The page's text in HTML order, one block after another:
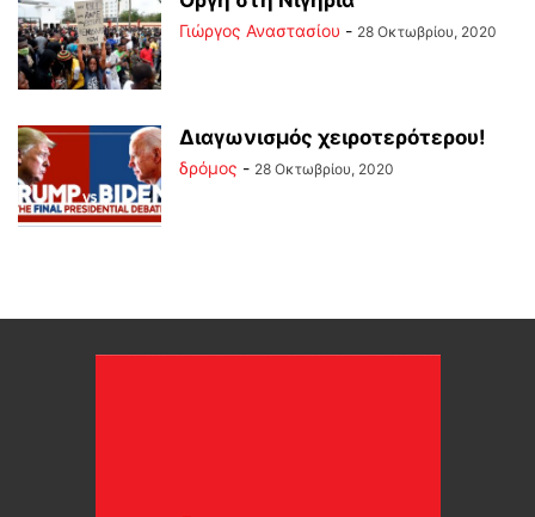
Γιώργος Αναστασίου - 28 Οκτωβρίου, 2020
Διαγωνισμός χειροτερότερου!
δρόμος - 28 Οκτωβρίου, 2020